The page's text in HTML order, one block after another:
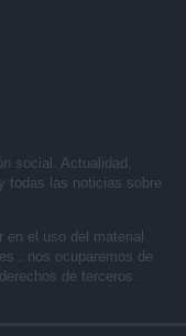
social. Actualidad,
todas las noticias sobre
en el uso del material
: nos ocuparemos de
de terceros.